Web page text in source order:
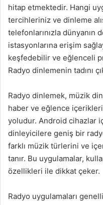
hitap etmektedir. Hangi
tercihleriniz ve dinleme
telefonlarınızla dünyanın
istasyonlarına erişim
keşfedebilir ve eğlenceli
Radyo dinlemenin tadını
Radyo dinlemek, müzik
haber ve eğlence
yoludur. Android cihazlar
dinleyicilere geniş bir
farklı müzik türlerini ve
tanır. Bu uygulamalar,
özellikleri ile dikkat çeker.
Radyo uygulamaları